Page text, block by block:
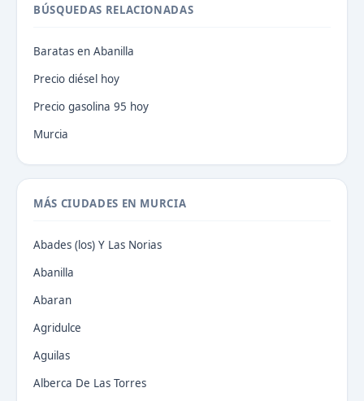
BÚSQUEDAS RELACIONADAS
Baratas en Abanilla
Precio diésel hoy
Precio gasolina 95 hoy
Murcia
MÁS CIUDADES EN MURCIA
Abades (los) Y Las Norias
Abanilla
Abaran
Agridulce
Aguilas
Alberca De Las Torres